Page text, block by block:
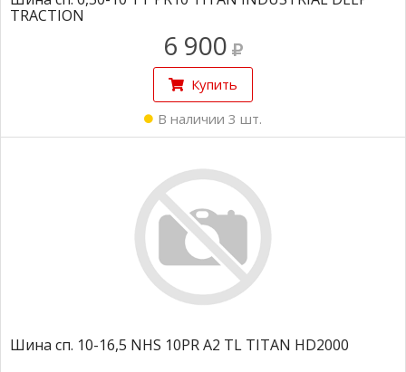
TRACTION
6 900
Купить
В наличии 3 шт.
Шина сп. 10-16,5 NHS 10PR A2 TL TITAN HD2000